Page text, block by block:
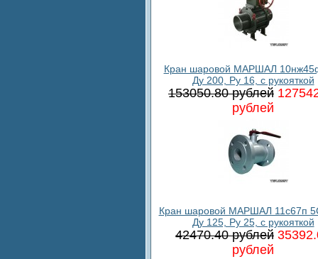
Кран шаровой МАРШАЛ
Ду 200, Ру 16, с рукояткой
153050.80 рублей
рублей
Кран шаровой МАРШАЛ 11с67п
Ду 125, Ру 25, с рукояткой
42470.40 рублей
рублей